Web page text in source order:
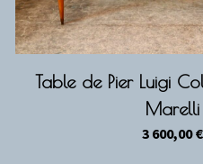
Table de Pier Luigi
Marelli
3 600,00€